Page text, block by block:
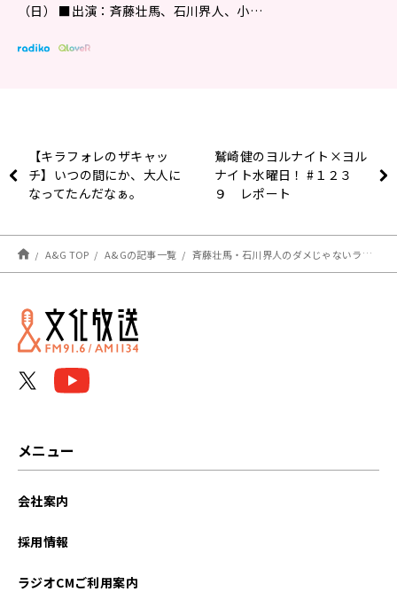
（日） ■出演：斉藤壮馬、石川界人、小…
【キラフォレのザキャッ
チ】いつの間にか、大人に
なってたんだなぁ。
鷲崎健のヨルナイト×ヨル
ナイト水曜日！ #１２３
９ レポート
A&G TOP A&Gの記事一覧 斉藤壮馬・石川界人のダメじゃないラジオ #209 放送後記
メニュー
会社案内
採用情報
ラジオCMご利用案内